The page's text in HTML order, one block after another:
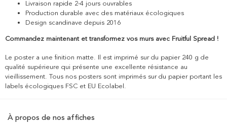
Livraison rapide 2-4 jours ouvrables
Production durable avec des matériaux écologiques
Design scandinave depuis 2016
Commandez maintenant et transformez vos murs avec Fruitful Spread !
Le poster a une finition matte. Il est imprimé sur du papier 240 g de
qualité supérieure qui présente une excellente résistance au
vieillissement. Tous nos posters sont imprimés sur du papier portant les
labels écologiques FSC et EU Ecolabel.
À propos de nos affiches